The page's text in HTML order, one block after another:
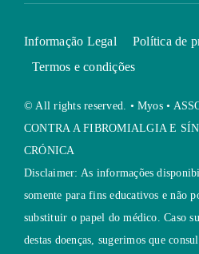
Informação Legal
Política de
Termos e condições
© All rights reserved. • Myos •
CONTRA A FIBROMIALGIA E
CRÓNICA
Disclaimer: As informações
somente para fins educativos e não
substituir o papel do médico. Caso
destas doenças, sugerimos que